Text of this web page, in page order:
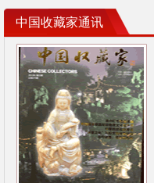
中国收藏家通讯